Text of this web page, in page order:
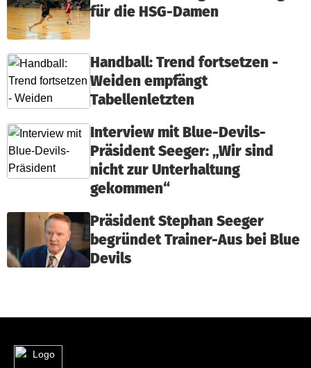
für die HSG-Damen
Handball: Trend fortsetzen -
Weiden empfängt
Tabellenletzten
Interview mit Blue-Devils-
Präsident Seeger: „Wir sind
nicht zur Unterhaltung
gekommen“
Präsident Stephan Seeger
begründet Trainer-Aus bei Blue
Devils